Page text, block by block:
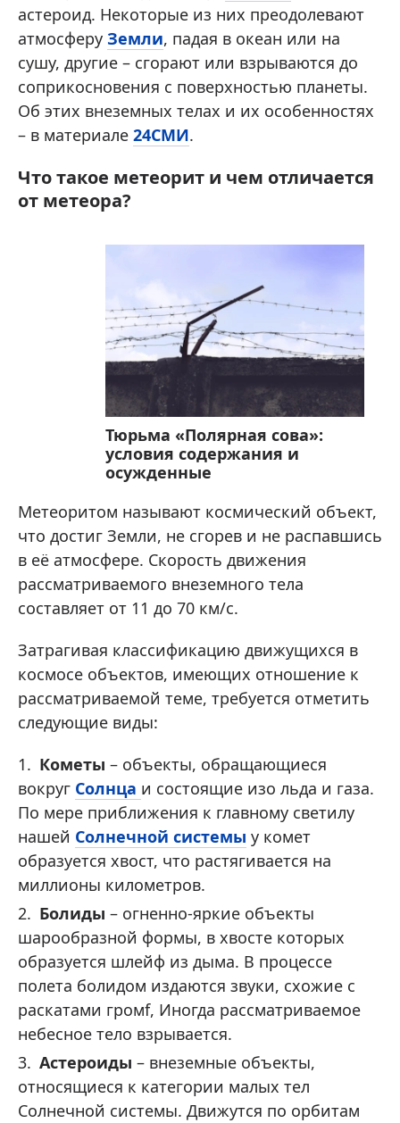
астероид. Некоторые из них преодолевают
атмосферу Земли, падая в океан или на
сушу, другие – сгорают или взрываются до
соприкосновения с поверхностью планеты.
Об этих внеземных телах и их особенностях
– в материале 24СМИ.
Что такое метеорит и чем отличается
от метеора?
Тюрьма «Полярная сова»:
условия содержания и
осужденные
Метеоритом называют космический объект,
что достиг Земли, не сгорев и не распавшись
в её атмосфере. Скорость движения
рассматриваемого внеземного тела
составляет от 11 до 70 км/с.
Затрагивая классификацию движущихся в
космосе объектов, имеющих отношение к
рассматриваемой теме, требуется отметить
следующие виды:
Кометы – объекты, обращающиеся
вокруг Солнца и состоящие изо льда и газа.
По мере приближения к главному светилу
нашей Солнечной системы у комет
образуется хвост, что растягивается на
миллионы километров.
Болиды – огненно-яркие объекты
шарообразной формы, в хвосте которых
образуется шлейф из дыма. В процессе
полета болидом издаются звуки, схожие с
раскатами громf, Иногда рассматриваемое
небесное тело взрывается.
Астероиды – внеземные объекты,
относящиеся к категории малых тел
Солнечной системы. Движутся по орбитам